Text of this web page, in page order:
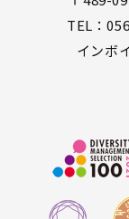
TEL：
インボ